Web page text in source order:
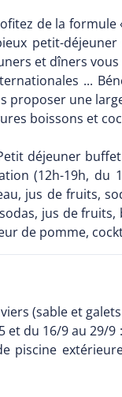
de la
petit-
et dîners
...
proposer une
boissons et
déjeuner
(12h-19h,
jus de fruits,
jus de
de pomme,
(sable et
et du 16/9 au 29/
piscine